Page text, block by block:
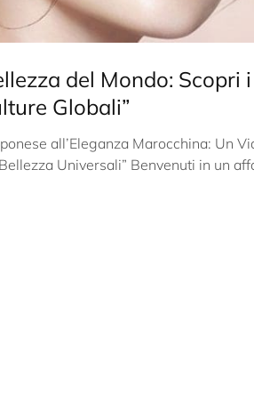
del Mondo: Scopri
Globali”
all’Eleganza Marocchina: Un
Universali” Benvenuti in un